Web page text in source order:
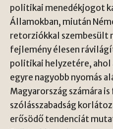
politikai menedékjogot
Államokban, miután
retorziókkal szembesült
fejlemény élesen
politikai helyzetére, ahol
egyre nagyobb nyomás
Magyarország számára
szólásszabadság
erősödő tendenciát